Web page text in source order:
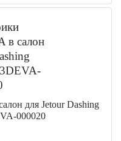
для Jetour Dashing
000020